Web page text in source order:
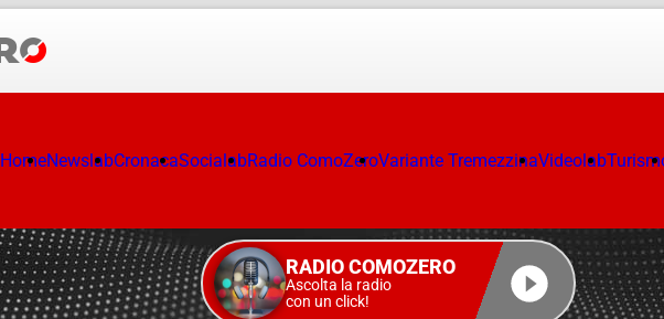
HomeNewslabCronacaSocialabRadio ComoZeroVariante TremezzinaVideolab
RADIO COMOZERO
Ascolta la radio
con un click!